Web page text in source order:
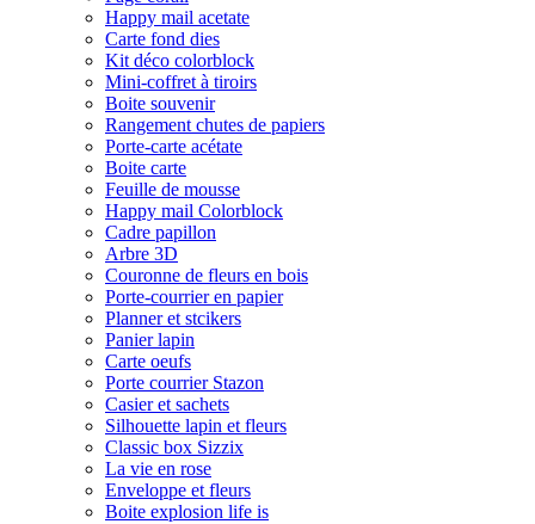
Happy mail acetate
Carte fond dies
Kit déco colorblock
Mini-coffret à tiroirs
Boite souvenir
Rangement chutes de papiers
Porte-carte acétate
Boite carte
Feuille de mousse
Happy mail Colorblock
Cadre papillon
Arbre 3D
Couronne de fleurs en bois
Porte-courrier en papier
Planner et stcikers
Panier lapin
Carte oeufs
Porte courrier Stazon
Casier et sachets
Silhouette lapin et fleurs
Classic box Sizzix
La vie en rose
Enveloppe et fleurs
Boite explosion life is